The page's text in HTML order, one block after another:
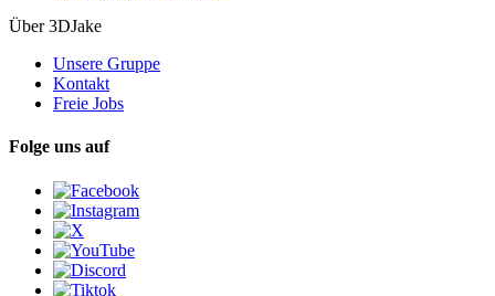
Über 3DJake
Unsere Gruppe
Kontakt
Freie Jobs
Folge uns auf